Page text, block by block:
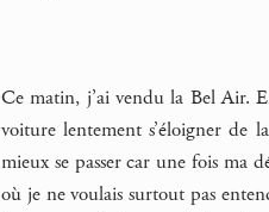
Ce matin, j’ai vendu la Bel Air.
voiture lentement s’éloigner de
mieux se passer car une fois ma
où je ne voulais surtout pas